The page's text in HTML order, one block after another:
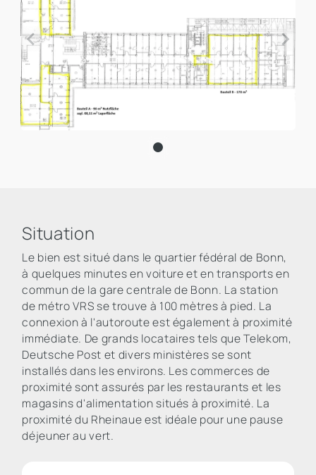
Situation
Le bien est situé dans le quartier fédéral de Bonn,
à quelques minutes en voiture et en transports en
commun de la gare centrale de Bonn. La station
de métro VRS se trouve à 100 mètres à pied. La
connexion à l'autoroute est également à proximité
immédiate. De grands locataires tels que Telekom,
Deutsche Post et divers ministères se sont
installés dans les environs. Les commerces de
proximité sont assurés par les restaurants et les
magasins d'alimentation situés à proximité. La
proximité du Rheinaue est idéale pour une pause
déjeuner au vert.